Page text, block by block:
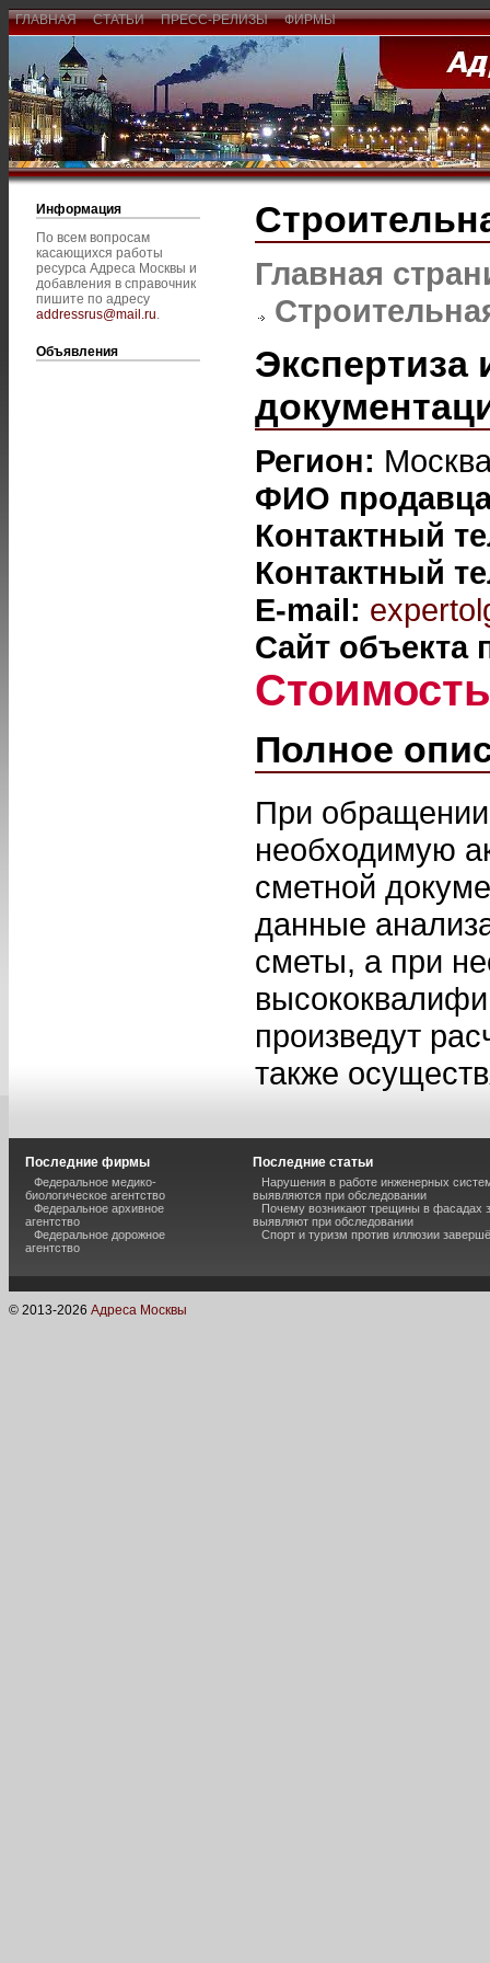
ГЛАВНАЯ СТАТЬИ ПРЕСС-РЕЛИЗЫ ФИРМЫ
Информация
По всем вопросам
касающихся работы
ресурса Адреса Москвы и
добавления в справочник
пишите по адресу
addressrus@mail.ru.
Объявления
Главная
Экспертиза
Регион:
ФИО
Контактный
Контактный
E-mail:
Сайт объекта
Полное
При
необходимую
сметной
данные
сметы, а при
произведут
также
Последние фирмы
Федеральное медико-
биологическое агентство
Федеральное архивное
агентство
Федеральное дорожное
агентство
Последние статьи
Нарушения в работе инженерных
выявляются при обследовании
Почему возникают трещины в фасадах
выявляют при обследовании
Спорт и туризм против иллюзии
© 2013-2026 Адреса Москвы